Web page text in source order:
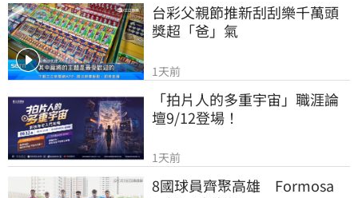
台彩父親節推新刮刮樂千萬頭
獎超「爸」氣
1天前
「拍片人的多重宇宙」職涯論
壇9/12登場！
1天前
8國球員齊聚高雄　Formosa